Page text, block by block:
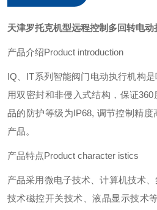
天津罗托克机型远程控制多回转电动
产品介绍Product introduction
IQ、IT系列智能阀门电动执行机构
用双密封和非侵入式结构，保证
品的防护等级为IP68, 调节控制精
产品。
产品特点Product character istics
产品采用微电子技术、计算机技术
技术磁控开关技术、液晶显示技术